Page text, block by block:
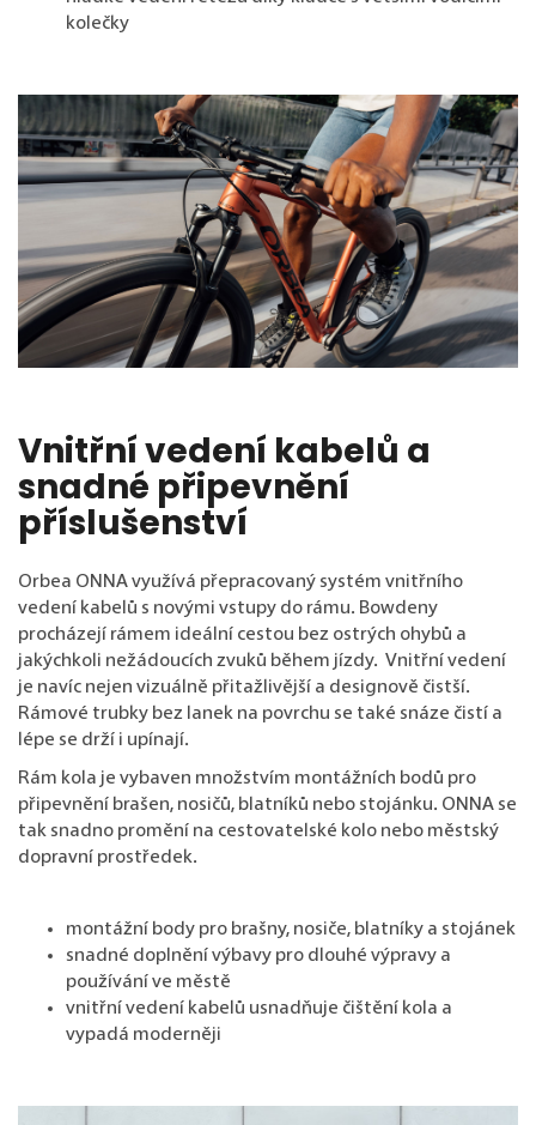
kolečky
Vnitřní vedení kabelů a
snadné připevnění
příslušenství
Orbea ONNA využívá přepracovaný systém vnitřního
vedení kabelů s novými vstupy do rámu. Bowdeny
procházejí rámem ideální cestou bez ostrých ohybů a
jakýchkoli nežádoucích zvuků během jízdy. Vnitřní vedení
je navíc nejen vizuálně přitažlivější a designově čistší.
Rámové trubky bez lanek na povrchu se také snáze čistí a
lépe se drží i upínají.
Rám kola je vybaven množstvím montážních bodů pro
připevnění brašen, nosičů, blatníků nebo stojánku. ONNA se
tak snadno promění na cestovatelské kolo nebo městský
dopravní prostředek.
montážní body pro brašny, nosiče, blatníky a stojánek
snadné doplnění výbavy pro dlouhé výpravy a
používání ve městě
vnitřní vedení kabelů usnadňuje čištění kola a
vypadá moderněji